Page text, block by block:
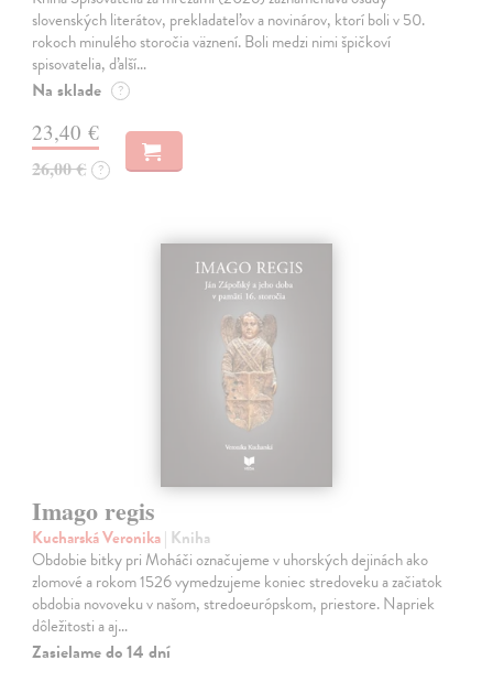
slovenských literátov, prekladateľov a novinárov, ktorí boli v 50.
rokoch minulého storočia väznení. Boli medzi nimi špičkoví
spisovatelia, ďalší…
Na sklade ?
23,40 €
26,00 € ?
Imago regis
Kucharská Veronika| Kniha
Obdobie bitky pri Moháči označujeme v uhorských dejinách ako
zlomové a rokom 1526 vymedzujeme koniec stredoveku a začiatok
obdobia novoveku v našom, stredoeurópskom, priestore. Napriek
dôležitosti a aj…
Zasielame do 14 dní